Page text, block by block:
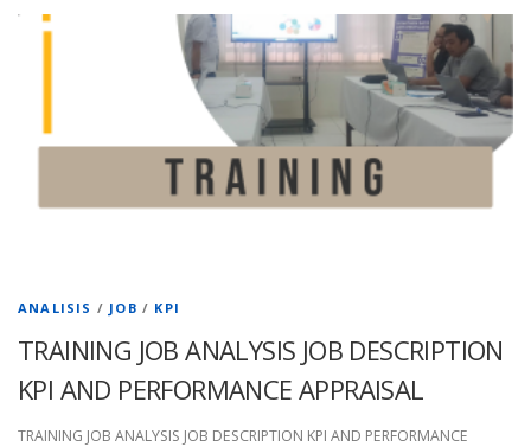
ANALISIS / JOB / KPI
TRAINING JOB ANALYSIS JOB DESCRIPTION
KPI AND PERFORMANCE APPRAISAL
TRAINING JOB ANALYSIS JOB DESCRIPTION KPI AND PERFORMANCE